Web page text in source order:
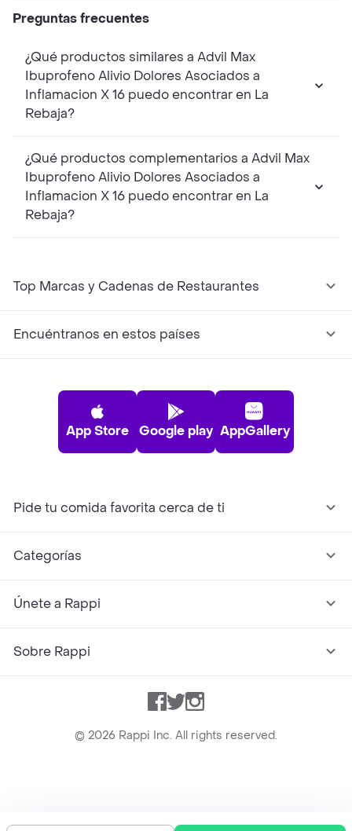
Preguntas frecuentes
¿Qué productos similares a Advil Max
Ibuprofeno Alivio Dolores Asociados a
Inflamacion X 16 puedo encontrar en La
Rebaja?
¿Qué productos complementarios a Advil Max
Ibuprofeno Alivio Dolores Asociados a
Inflamacion X 16 puedo encontrar en La
Rebaja?
Top Marcas y Cadenas de Restaurantes
Encuéntranos en estos países
App Store Google play AppGallery
Pide tu comida favorita cerca de ti
Categorías
Únete a Rappi
Sobre Rappi
Facebook
TwitterInstagram
© 2026 Rappi Inc. All rights reserved.